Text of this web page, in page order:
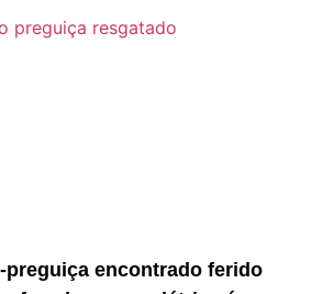
preguiça encontrado ferido